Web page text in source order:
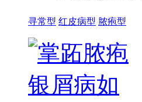
寻常型 红皮病型 脓疱型